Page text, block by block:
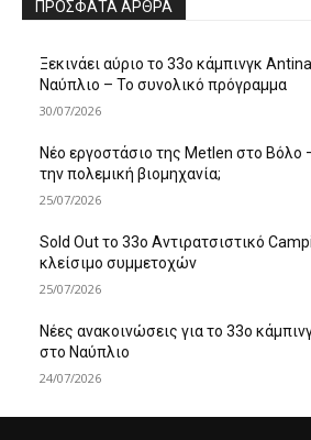
ΠΡΌΣΦΑΤΑ ΆΡΘΡΑ
Ξεκινάει αύριο το 33ο κάμπινγκ
Ναύπλιο – Το συνολικό πρόγραμμα
30/07/2026
Νέο εργοστάσιο της Metlen στο Βόλο
την πολεμική βιομηχανία;
25/07/2026
Sold Out το 33ο Αντιρατσιστικό
κλείσιμο συμμετοχών
25/07/2026
Νέες ανακοινώσεις για το 33ο
στο Ναύπλιο
24/07/2026